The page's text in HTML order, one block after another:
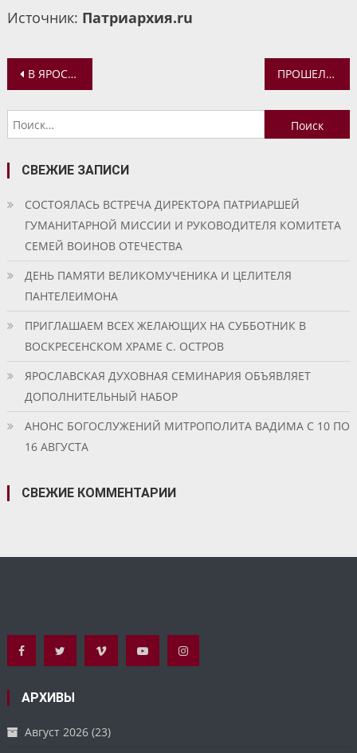
Источник: Патриархия.ru
Навигация
по
записям
В ЯРОСЛАВЛЕ ПРОЙДЕТ СБОР СКАУТСКОГО КЛУБА «ЮНЫЙ РАЗВЕДЧИК» ПРОШЕЛ ОЧЕРЕДНОЙ СУББОТНИК В КРЕСТОВОЗДВИЖЕНСКОМ ХРАМЕ СИДОРКОВО (СЕЛИФОНТОВО)
Найти:
СВЕЖИЕ ЗАПИСИ
СОСТОЯЛАСЬ ВСТРЕЧА ДИРЕКТОРА ПАТРИАРШЕЙ
ГУМАНИТАРНОЙ МИССИИ И РУКОВОДИТЕЛЯ КОМИТЕТА
СЕМЕЙ ВОИНОВ ОТЕЧЕСТВА
ДЕНЬ ПАМЯТИ ВЕЛИКОМУЧЕНИКА И ЦЕЛИТЕЛЯ
ПАНТЕЛЕИМОНА
ПРИГЛАШАЕМ ВСЕХ ЖЕЛАЮЩИХ НА СУББОТНИК В
ВОСКРЕСЕНСКОМ ХРАМЕ С. ОСТРОВ
ЯРОСЛАВСКАЯ ДУХОВНАЯ СЕМИНАРИЯ ОБЪЯВЛЯЕТ
ДОПОЛНИТЕЛЬНЫЙ НАБОР
АНОНС БОГОСЛУЖЕНИЙ МИТРОПОЛИТА ВАДИМА С 10 ПО
16 АВГУСТА
СВЕЖИЕ КОММЕНТАРИИ
АРХИВЫ
Август 2026 (23)